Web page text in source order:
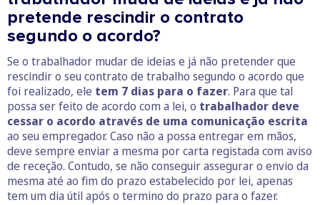
pretende rescindir o contrato
segundo o acordo?
Se o trabalhador mudar de ideias e já não pretender que
rescindir o seu contrato de trabalho segundo o acordo que
foi realizado, ele tem 7 dias para o fazer. Para que tal
possa ser feito de acordo com a lei, o trabalhador deve
cessar o acordo através de uma comunicação escrita
ao seu empregador. Caso não a possa entregar em mãos,
deve sempre enviar a mesma por carta registada com aviso
de receção. Contudo, se não conseguir assegurar o envio da
mesma até ao fim do prazo estabelecido por lei, apenas
tem um dia útil após o termino do prazo para o fazer.